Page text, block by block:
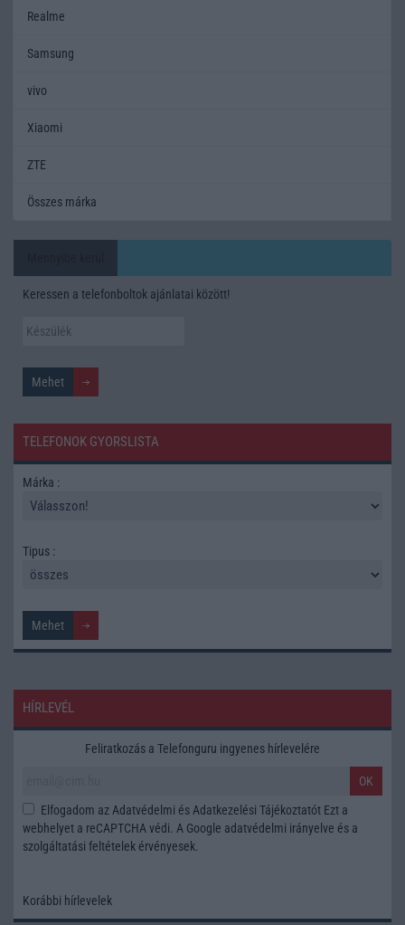
Realme
Samsung
vivo
Xiaomi
ZTE
Összes márka
Keressen a telefonboltok ajánlatai között!
TELEFONOK GYORSLISTA
Márka :
Tipus :
HÍRLEVÉL
Feliratkozás a Telefonguru ingyenes hírlevelére
OK
Elfogadom az Adatvédelmi és Adatkezelési Tájékoztatót Ezt a
webhelyet a reCAPTCHA védi. A Google adatvédelmi irányelve és a
szolgáltatási feltételek érvényesek.
Korábbi hírlevelek